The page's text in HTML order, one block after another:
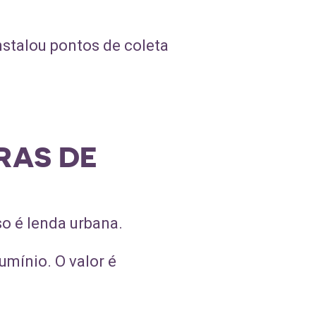
pontos de coleta
DE
é lenda urbana.
O valor é